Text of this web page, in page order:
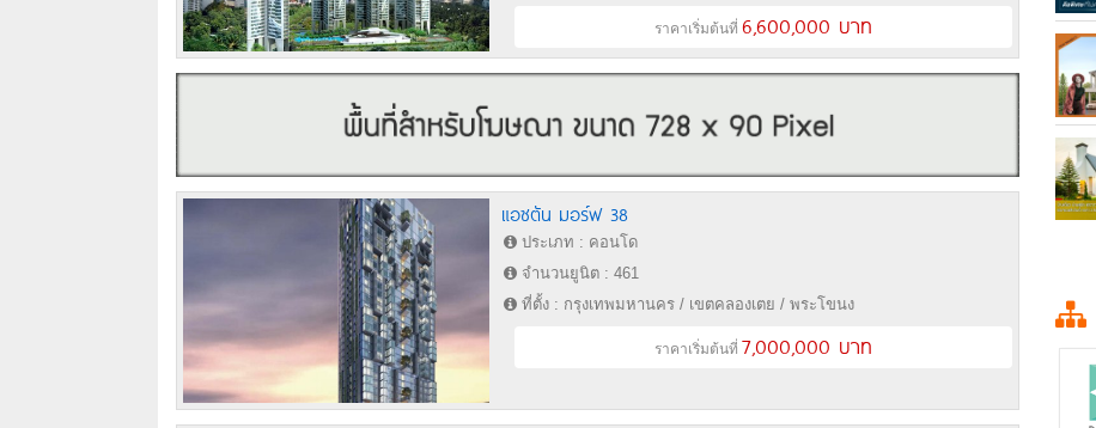
ราคาเริ่มต้นที่6,600,000 บาท
แอซตัน มอร์ฟ 38
ประเภท : คอนโด
จำนวนยูนิต : 461
ที่ตั้ง : กรุงเทพมหานคร / เขตคลองเตย / พระโขนง
ราคาเริ่มต้นที่ 7,000,000 บาท